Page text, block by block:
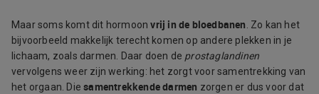
Maar soms komt dit hormoonvrij in de bloedbanen . Zo kan het
bijvoorbeeld makkelijk terecht komen op andere plekken in je
lichaam, zoals darmen. Daar doen de prostaglandinen
vervolgens weer zijn werking: het zorgt voor samentrekking van
het orgaan. Diesamentrekkende darmen zorgen er dus voor dat